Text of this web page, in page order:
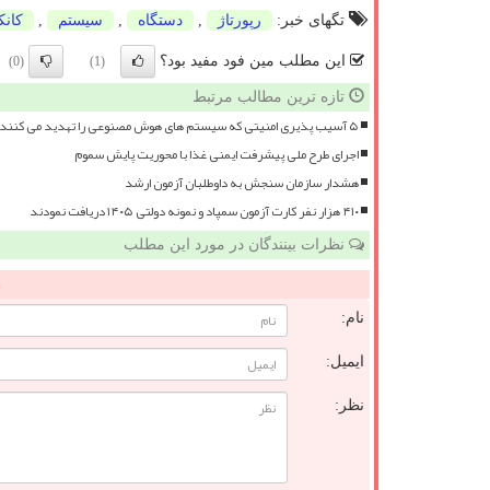
تگهای خبر: رپورتاژ , دستگاه , سیستم ,
این مطلب مین فود مفید بود؟ (1)
(0)
تازه ترین مطالب مرتبط
۵ آسیب پذیری امنیتی که سیستم های هوش مصنوعی را تهدید می کنند
اجرای طرح ملی پیشرفت ایمنی غذا با محوریت پایش سموم
هشدار سازمان سنجش به داوطلبان آزمون ارشد
۴۱۰ هزار نفر کارت آزمون سمپاد و نمونه دولتی ۱۴۰۵ دریافت نمودند
نظرات بینندگان در مورد این مطلب
نام:
ایمیل:
نظر: